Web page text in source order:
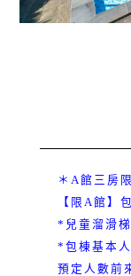
＊A館三房
【限A館】
*兒童溜滑
*包棟基本
預定人數前